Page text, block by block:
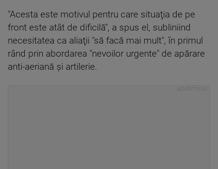
"Acesta este motivul pentru care situaţia de pe
front este atât de dificilă", a spus el, subliniind
necesitatea ca aliaţii "să facă mai mult", în primul
rând prin abordarea "nevoilor urgente" de apărare
anti-aeriană şi artilerie.